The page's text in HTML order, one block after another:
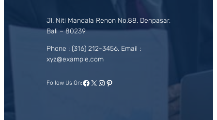
Jl. Niti Mandala Renon No.88, Denpasar,
Bali – 80239
Phone : (316) 212-3456, Email :
xyz@example.com
Follow Us On:Facebook
X Instagram
Pinterest